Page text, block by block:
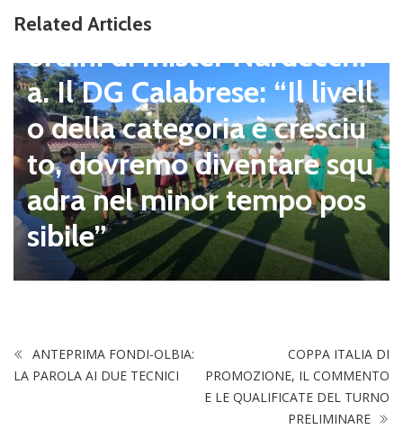
Related Articles
ziato la preparazione agli
ordini di mister Nardecchi
a. Il DG Calabrese: “Il livell
o della categoria è cresciu
to, dovremo diventare squ
adra nel minor tempo pos
sibile”
ANTEPRIMA FONDI-OLBIA:
LA PAROLA AI DUE TECNICI
COPPA ITALIA DI
PROMOZIONE, IL COMMENTO
E LE QUALIFICATE DEL TURNO
PRELIMINARE